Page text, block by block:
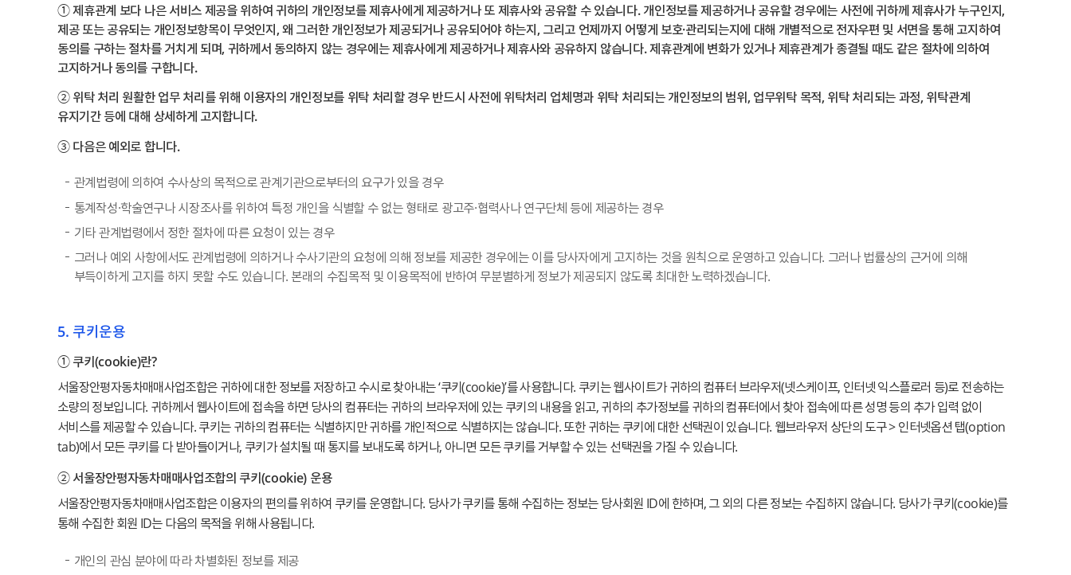
① 제휴관계 보다 나은 서비스 제공을 위하여 귀하의 개인정보를 제휴사에게 제공하거나 또 제휴사와 공유할 수 있습니다. 개인정보를 제공하거나 공유할 경우에는 사전에 귀하께 제휴사가 누구인지,
제공 또는 공유되는 개인정보항목이 무엇인지, 왜 그러한 개인정보가 제공되거나 공유되어야 하는지, 그리고 언제까지 어떻게 보호·관리되는지에 대해 개별적으로 전자우편 및 서면을 통해 고지하여
동의를 구하는 절차를 거치게 되며, 귀하께서 동의하지 않는 경우에는 제휴사에게 제공하거나 제휴사와 공유하지 않습니다. 제휴관계에 변화가 있거나 제휴관계가 종결될 때도 같은 절차에 의하여
고지하거나 동의를 구합니다.
② 위탁 처리 원활한 업무 처리를 위해 이용자의 개인정보를 위탁 처리할 경우 반드시 사전에 위탁처리 업체명과 위탁 처리되는 개인정보의 범위, 업무위탁 목적, 위탁 처리되는 과정, 위탁관계
유지기간 등에 대해 상세하게 고지합니다.
③ 다음은 예외로 합니다.
관계법령에 의하여 수사상의 목적으로 관계기관으로부터의 요구가 있을 경우
통계작성·학술연구나 시장조사를 위하여 특정 개인을 식별할 수 없는 형태로 광고주·협력사나 연구단체 등에 제공하는 경우
기타 관계법령에서 정한 절차에 따른 요청이 있는 경우
그러나 예외 사항에서도 관계법령에 의하거나 수사기관의 요청에 의해 정보를 제공한 경우에는 이를 당사자에게 고지하는 것을 원칙으로 운영하고 있습니다. 그러나 법률상의 근거에 의해
부득이하게 고지를 하지 못할 수도 있습니다. 본래의 수집목적 및 이용목적에 반하여 무분별하게 정보가 제공되지 않도록 최대한 노력하겠습니다.
5. 쿠키운용
① 쿠키(cookie)란?
서울장안평자동차매매사업조합은 귀하에 대한 정보를 저장하고 수시로 찾아내는 ‘쿠키(cookie)’를 사용합니다. 쿠키는 웹사이트가 귀하의 컴퓨터 브라우저(넷스케이프, 인터넷 익스플로러 등)로 전송하는
소량의 정보입니다. 귀하께서 웹사이트에 접속을 하면 당사의 컴퓨터는 귀하의 브라우저에 있는 쿠키의 내용을 읽고, 귀하의 추가정보를 귀하의 컴퓨터에서 찾아 접속에 따른 성명 등의 추가 입력 없이
서비스를 제공할 수 있습니다. 쿠키는 귀하의 컴퓨터는 식별하지만 귀하를 개인적으로 식별하지는 않습니다. 또한 귀하는 쿠키에 대한 선택권이 있습니다. 웹브라우저 상단의 도구 > 인터넷옵션 탭(option
tab)에서 모든 쿠키를 다 받아들이거나, 쿠키가 설치될 때 통지를 보내도록 하거나, 아니면 모든 쿠키를 거부할 수 있는 선택권을 가질 수 있습니다.
② 서울장안평자동차매매사업조합의 쿠키(cookie) 운용
서울장안평자동차매매사업조합은 이용자의 편의를 위하여 쿠키를 운영합니다. 당사가 쿠키를 통해 수집하는 정보는 당사회원 ID에 한하며, 그 외의 다른 정보는 수집하지 않습니다. 당사가 쿠키(cookie)를
통해 수집한 회원 ID는 다음의 목적을 위해 사용됩니다.
개인의 관심 분야에 따라 차별화된 정보를 제공